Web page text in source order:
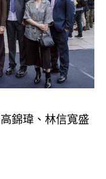
錦瑋、林信寬盛